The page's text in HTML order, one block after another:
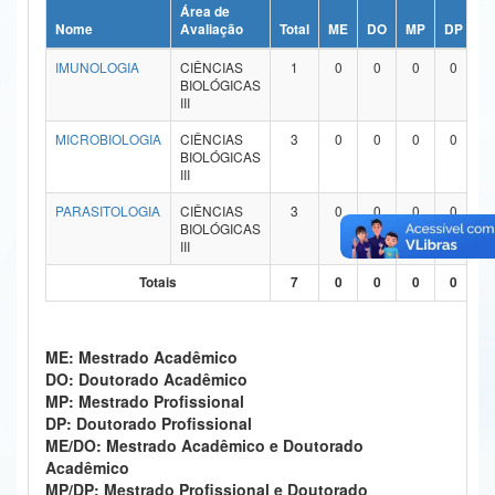
Ministério da Ciência, Tecnologia, Inovações e Comunicações
Ministério do Meio Ambiente
Ministério do Desenvolvimento Regional
Controladoria-Geral da União
Gabinete de Segurança Institucional
Advocacia-Geral da União
Banco Central do Brasil
Nome
Área de
Avaliação
Total ME DO MP DP
IMUNOLOGIA
CIÊNCIAS
BIOLÓGICAS
III
1 0 0 0 0
MICROBIOLOGIA
CIÊNCIAS
BIOLÓGICAS
III
3 0 0 0 0
PARASITOLOGIA
CIÊNCIAS
BIOLÓGICAS
III
3 0 0 0 0
Totais 7 0 0 0 0
ME: Mestrado Acadêmico
DO: Doutorado Acadêmico
MP: Mestrado Profissional
DP: Doutorado Profissional
ME/DO: Mestrado Acadêmico e Doutorado
Acadêmico
MP/DP: Mestrado Profissional e Doutorado